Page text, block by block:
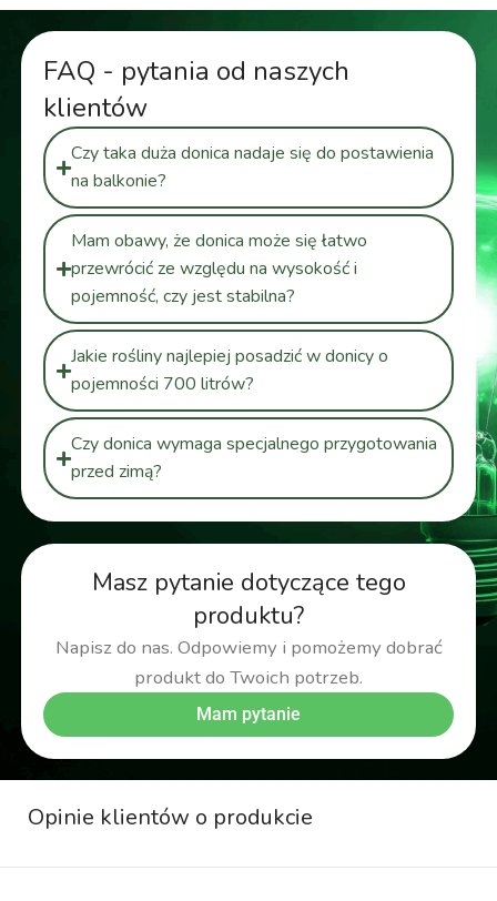
Masz pytanie dotyczące tego
produktu?
Napisz do nas. Odpowiemy i pomożemy dobrać
produkt do Twoich potrzeb.
Mam pytanie
FAQ - pytania od naszych
klientów
Czy taka duża donica nadaje się do postawienia
na balkonie?
Mam obawy, że donica może się łatwo
przewrócić ze względu na wysokość i
pojemność, czy jest stabilna?
Jakie rośliny najlepiej posadzić w donicy o
pojemności 700 litrów?
Czy donica wymaga specjalnego przygotowania
przed zimą?
Opinie klientów o produkcie